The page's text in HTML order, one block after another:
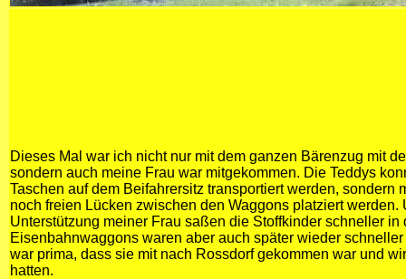
Dieses Mal war ich nicht nur mit dem ganzen Bärenzug mit
sondern auch meine Frau war mitgekommen. Die Teddys
Taschen auf dem Beifahrersitz transportiert werden, sondern
noch freien Lücken zwischen den Waggons platziert werden.
Unterstützung meiner Frau saßen die Stoffkinder schneller in
Eisenbahnwaggons waren aber auch später wieder
war prima, dass sie mit nach Rossdorf gekommen war und
hatten.